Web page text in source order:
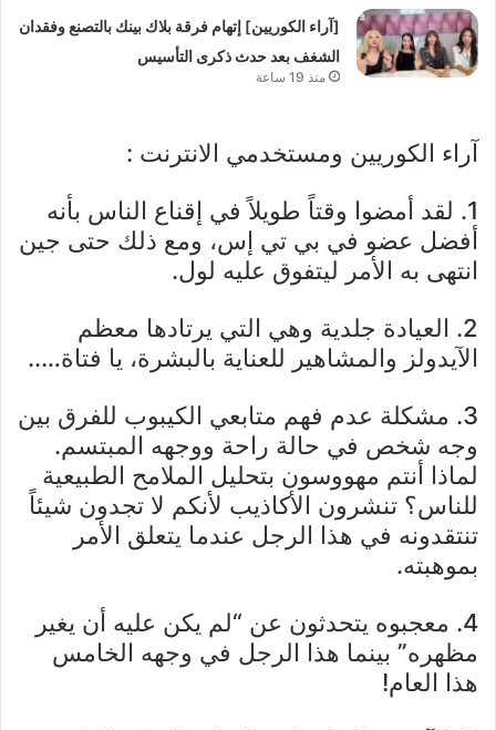
[آراء الكوريين] إتهام فرقة بلاك بينك بالتصنع وفقدان
الشغف بعد حدث ذكرى التأسيس
منذ 19 ساعة
آراء الكوريين ومستخدمي الانترنت :
1. لقد أمضوا وقتاً طويلاً في إقناع الناس بأنه
أفضل عضو في بي تي إس، ومع ذلك حتى جين
انتهى به الأمر ليتفوق عليه لول.
2. العيادة جلدية وهي التي يرتادها معظم
الآيدولز والمشاهير للعناية بالبشرة، يا فتاة…..
3. مشكلة عدم فهم متابعي الكيبوب للفرق بين
وجه شخص في حالة راحة ووجهه المبتسم.
لماذا أنتم مهووسون بتحليل الملامح الطبيعية
للناس؟ تنشرون الأكاذيب لأنكم لا تجدون شيئاً
تنتقدونه في هذا الرجل عندما يتعلق الأمر
بموهبته.
4. معجبوه يتحدثون عن “لم يكن عليه أن يغير
مظهره” بينما هذا الرجل في وجهه الخامس
هذا العام!